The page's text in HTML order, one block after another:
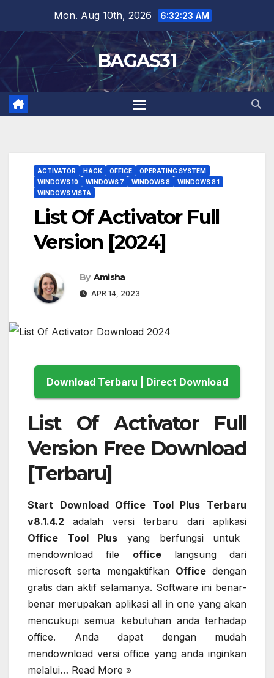
content
Mon. Aug 10th, 2026 6:32:24 AM
BAGAS31
ACTIVATOR HACK OFFICE
OPERATING SYSTEM
WINDOWS 10
WINDOWS 7 WINDOWS 8
WINDOWS 8.1
WINDOWS VISTA
List Of Activator Full
Version [2024]
By Amisha
APR 14, 2023
Download Terbaru | Direct Download
List Of Activator Full
Version Free Download
[Terbaru]
Start Download Office Tool Plus Terbaru
v8.1.4.2 adalah versi terbaru dari aplikasi
Office Tool Plus yang berfungsi untuk
mendownload file officelangsung dari
microsoft serta mengaktifkan Officedengan
gratis dan aktif selamanya. Software ini benar-
benar merupakan aplikasi all in one yang akan
mencukupi semua kebutuhan anda terhadap
office. Anda dapat dengan mudah
mendownload versi office yang anda inginkan
melalui… Read More »